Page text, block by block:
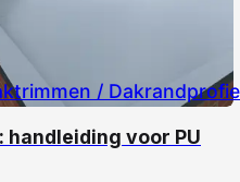
/
voor PU